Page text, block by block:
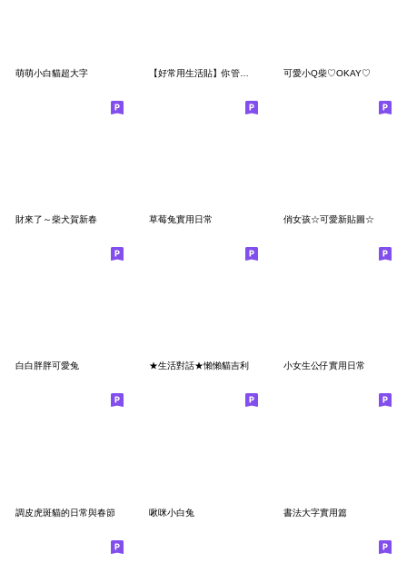
萌萌小白貓超大字 可愛小Q柴♡OKAY♡
財來了～柴犬賀新春 草莓兔實用日常 俏女孩☆可愛新貼圖☆
白白胖胖可愛兔 ★生活對話★懶懶貓吉利 小女生公仔實用日常
調皮虎斑貓的日常與春節 啾咪小白兔 書法大字實用篇